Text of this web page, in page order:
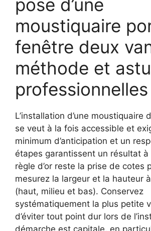
pose d’une
moustiquaire
fenêtre deux
méthode et
professionnelles
L’installation d’une moustiquaire
se veut à la fois accessible et
minimum d’anticipation et un
étapes garantissent un résultat à
règle d’or reste la prise de cotes
mesurez la largeur et la hauteur
(haut, milieu et bas). Conservez
systématiquement la plus petite
d’éviter tout point dur lors de